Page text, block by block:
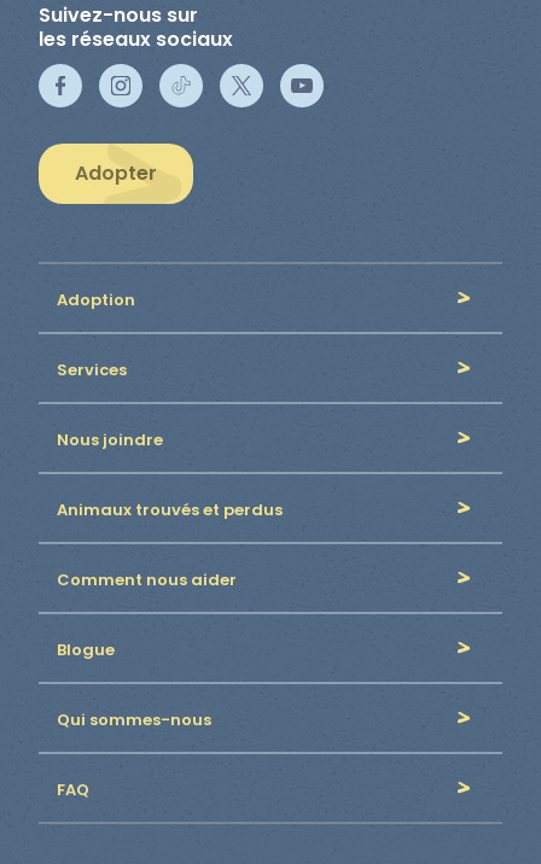
Suivez-nous sur
les réseaux sociaux
Adopter
Adoption
Services
Nous joindre
Animaux trouvés et perdus
Comment nous aider
Blogue
Qui sommes-nous
FAQ